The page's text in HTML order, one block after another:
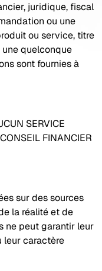
juridique, fiscal
ou une
ou service, titre
quelconque
sont fournies à
SERVICE
FINANCIER
sur des sources
la réalité et de
ne peut garantir leur
leur caractère